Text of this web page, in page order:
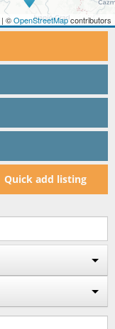
| ©OpenStreetMapcontributors
Quick add listing